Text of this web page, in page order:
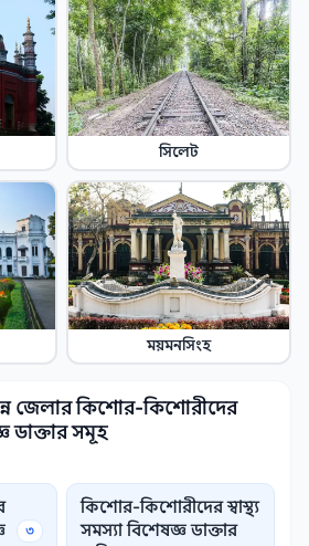
সিলেট
ময়মনসিংহ
জেলার কিশোর-কিশোরীদের
ডাক্তার সমূহ
৩
কিশোর-কিশোরীদের স্বাস্থ্য
সমস্যা বিশেষজ্ঞ ডাক্তার